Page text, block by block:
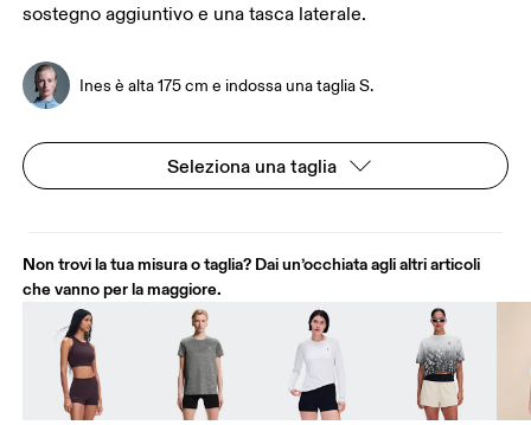
sostegno aggiuntivo e una tasca laterale.
Ines è alta 175 cm e indossa una taglia S.
Seleziona una taglia
Non trovi la tua misura o taglia? Dai un’occhiata agli altri articoli
che vanno per la maggiore.